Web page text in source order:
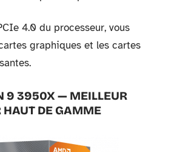
4.0 du processeur, vous
graphiques et les cartes
9 3950X — MEILLEUR
HAUT DE GAMME